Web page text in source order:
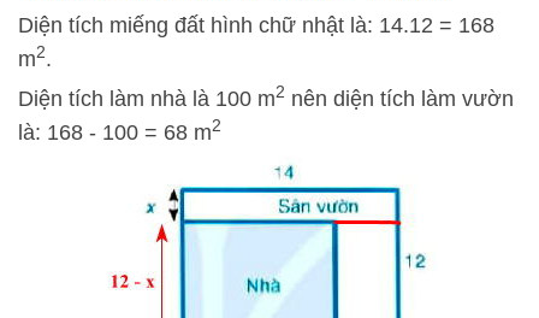
Diện tích miếng đất hình chữ nhật là: 14.12 = 168
m2.
Diện tích làm nhà là 100 m2 nên diện tích làm vườn
là: 168 - 100 = 68 m2